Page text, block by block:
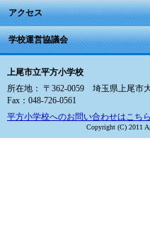
アクセス
学校運営協議会
上尾市立平方小学校
所在地： 〒362-0059 埼玉県上尾市
Fax：048-726-0561
平方小学校へのお問い合わせはこちら
Copyright (C) 2011